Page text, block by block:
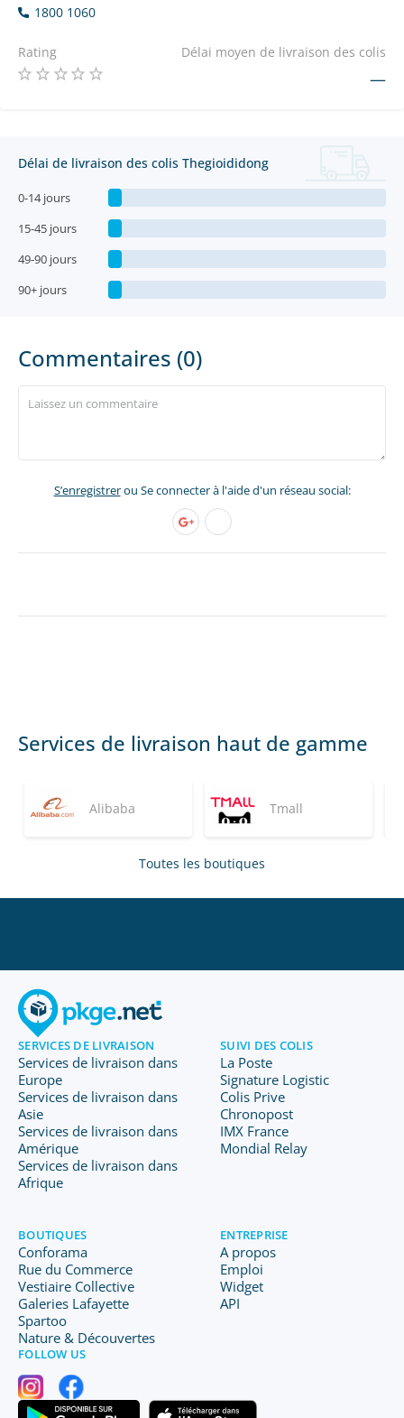
1800 1060
Rating Délai moyen de livraison des colis
—
Délai de livraison des colis Thegioididong
0-14 jours
15-45 jours
49-90 jours
90+ jours
Commentaires (0)
S’enregistrerou Se connecter à l'aide d'un réseau social:
Services de livraison haut de gamme
Alibaba Tmall
Toutes les boutiques
SERVICES DE LIVRAISON
Services de livraison dans
Europe
Services de livraison dans
Asie
Services de livraison dans
Amérique
Services de livraison dans
Afrique
SUIVI DES COLIS
La Poste
Signature Logistic
Colis Prive
Chronopost
IMX France
Mondial Relay
BOUTIQUES
Conforama
Rue du Commerce
Vestiaire Collective
Galeries Lafayette
Spartoo
Nature & Découvertes
ENTREPRISE
A propos
Emploi
Widget
API
FOLLOW US